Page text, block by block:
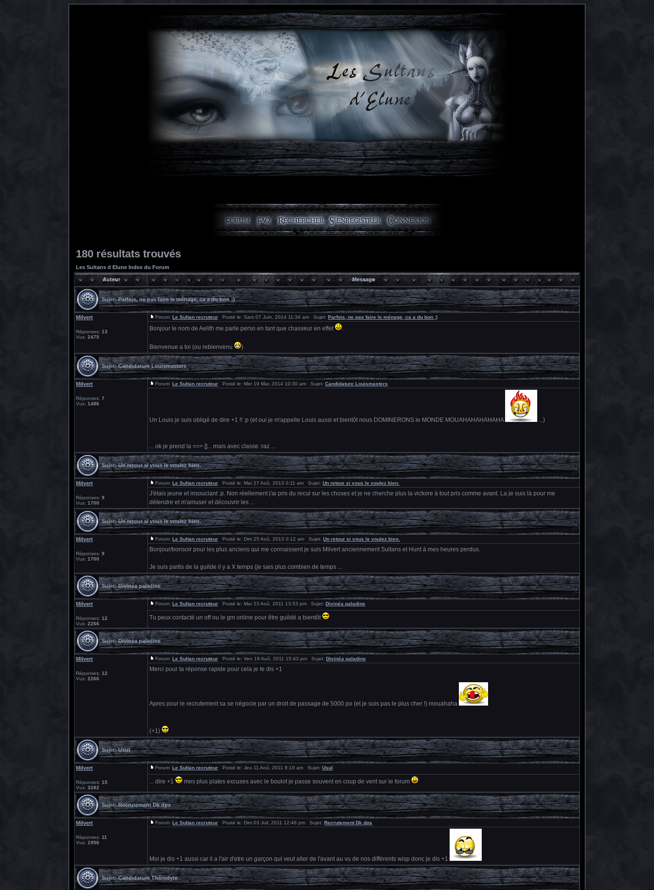
180 résultats trouvés
Les Sultans d Elune Index du Forum
Auteur Message
Sujet:Parfois, ne pas faire le ménage, ca a du bon ;)
Milvert
Réponses: 13
Vus: 2475
Forum: Le Sultan recruteur Posté le: Sam 07 Juin, 2014 11:34 am Sujet: Parfois, ne pas faire le ménage, ca a du bon ;)
Bonjour le nom de Aelith me parle perso en tant que chasseur en effet .
Bienvenue a toi (ou rebienvenu )
Sujet:Candidature Louismasters
Milvert
Réponses: 7
Vus: 1486
Forum: Le Sultan recruteur Posté le: Mer 19 Mar, 2014 10:30 am Sujet: Candidature Louismasters
Un Louis je suis obligé de dire +1 !! :p (et oui je m'appelle Louis aussi et bientôt nous DOMINERONS le MONDE MOUAHAHAHAHAHA ...)
... ok je prend la ==> []... mais avec classe :raz ...
Sujet:Un retour si vous le voulez bien.
Milvert
Réponses: 9
Vus: 1700
Forum: Le Sultan recruteur Posté le: Mar 27 Aoû, 2013 0:11 am Sujet: Un retour si vous le voulez bien.
J'étais jeune et insouciant :p. Non réellement j'ai pris du recul sur les choses et je ne cherche plus la victoire à tout pris comme avant. La je suis là pour me
détendre et m'amuser et découvrir les ...
Sujet:Un retour si vous le voulez bien.
Milvert
Réponses: 9
Vus: 1700
Forum: Le Sultan recruteur Posté le: Dim 25 Aoû, 2013 0:12 am Sujet: Un retour si vous le voulez bien.
Bonjour/bonsoir pour les plus anciens qui me connaissent je suis Milvert anciennement Sultans et Hunt à mes heures perdus.
Je suis partis de la guilde il y a X temps (je sais plus combien de temps ...
Sujet:Divinéa paladine
Milvert
Réponses: 12
Vus: 2266
Forum: Le Sultan recruteur Posté le: Mar 23 Aoû, 2011 13:53 pm Sujet: Divinéa paladine
Tu peux contacté un off ou le gm online pour être guildé a bientôt
Sujet:Divinéa paladine
Milvert
Réponses: 12
Vus: 2266
Forum: Le Sultan recruteur Posté le: Ven 19 Aoû, 2011 15:43 pm Sujet: Divinéa paladine
Merci pour ta réponse rapide pour cela je te dis +1
Apres pour le recrutement sa se négocie par un droit de passage de 5000 po (et je suis pas le plus cher !) mouahaha
(+1)
Sujet:Usul
Milvert
Réponses: 15
Vus: 3282
Forum: Le Sultan recruteur Posté le: Jeu 11 Aoû, 2011 8:19 am Sujet: Usul
... dire +1 mes plus plates excuses avec le boulot je passe souvent en coup de vent sur le forum
Sujet:Recrutement Dk dps
Milvert
Réponses: 11
Vus: 1956
Forum: Le Sultan recruteur Posté le: Dim 03 Juil, 2011 12:46 pm Sujet: Recrutement Dk dps
Moi je dis +1 aussi car il a l'air d'etre un garçon qui veut aller de l'avant au vu de nos différents wisp donc je dis +1
Sujet:Candidature Thérodyte